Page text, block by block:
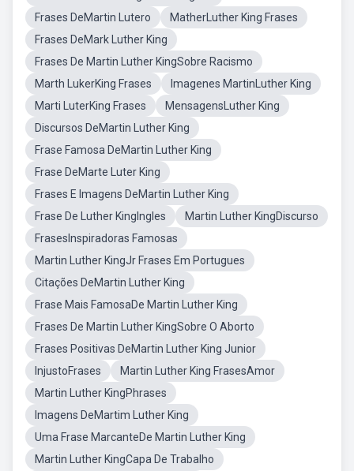
Frases DeMartin Lutero
MatherLuther King Frases
Frases DeMark Luther King
Frases De Martin Luther KingSobre Racismo
Marth LukerKing Frases
Imagenes MartinLuther King
Marti LuterKing Frases
MensagensLuther King
Discursos DeMartin Luther King
Frase Famosa DeMartin Luther King
Frase DeMarte Luter King
Frases E Imagens DeMartin Luther King
Frase De Luther KingIngles
Martin Luther KingDiscurso
FrasesInspiradoras Famosas
Martin Luther KingJr Frases Em Portugues
Citações DeMartin Luther King
Frase Mais FamosaDe Martin Luther King
Frases De Martin Luther KingSobre O Aborto
Frases Positivas DeMartin Luther King Junior
InjustoFrases
Martin Luther King FrasesAmor
Martin Luther KingPhrases
Imagens DeMartim Luther King
Uma Frase MarcanteDe Martin Luther King
Martin Luther KingCapa De Trabalho